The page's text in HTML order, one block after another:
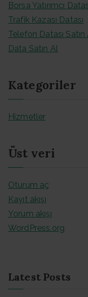
Borsa Yatırımcı
Trafik Kazası Datası
Telefon Datası
Data Satın Al
Kategoriler
Hizmetler
Üst veri
Oturum aç
Kayıt akışı
Yorum akışı
WordPress.org
Latest Posts